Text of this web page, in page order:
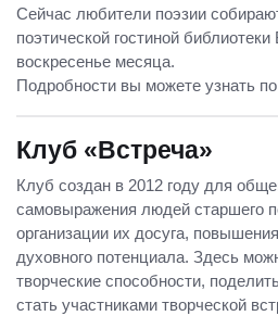
Сейчас любители поэзии
поэтической гостиной
воскресенье месяца.
Подробности вы можете узнать
Клуб «Встреча»
Клуб создан в 2012 году для
самовыражения людей старшего
организации их досуга,
духовного потенциала. Здесь
творческие способности,
стать участниками творческой